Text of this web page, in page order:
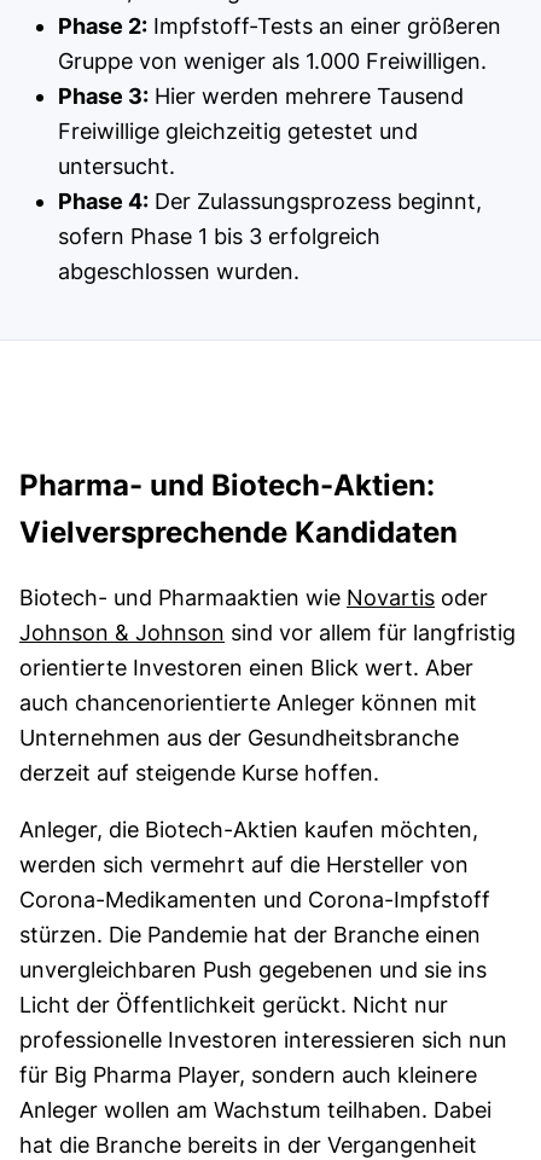
Phase 2: Impfstoff-Tests an einer größeren
Gruppe von weniger als 1.000 Freiwilligen.
Phase 3: Hier werden mehrere Tausend
Freiwillige gleichzeitig getestet und
untersucht.
Phase 4: Der Zulassungsprozess beginnt,
sofern Phase 1 bis 3 erfolgreich
abgeschlossen wurden.
Pharma- und Biotech-Aktien:
Vielversprechende Kandidaten
Biotech- und Pharmaaktien wie Novartis oder
Johnson & Johnson sind vor allem für langfristig
orientierte Investoren einen Blick wert. Aber
auch chancenorientierte Anleger können mit
Unternehmen aus der Gesundheitsbranche
derzeit auf steigende Kurse hoffen.
Anleger, die Biotech-Aktien kaufen möchten,
werden sich vermehrt auf die Hersteller von
Corona-Medikamenten und Corona-Impfstoff
stürzen. Die Pandemie hat der Branche einen
unvergleichbaren Push gegebenen und sie ins
Licht der Öffentlichkeit gerückt. Nicht nur
professionelle Investoren interessieren sich nun
für Big Pharma Player, sondern auch kleinere
Anleger wollen am Wachstum teilhaben. Dabei
hat die Branche bereits in der Vergangenheit